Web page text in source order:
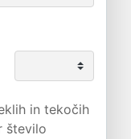
in tekočih
število